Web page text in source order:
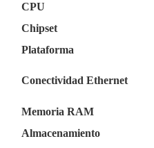
CPU
Chipset
Plataforma
Conectividad Ethernet
Memoria RAM
Almacenamiento